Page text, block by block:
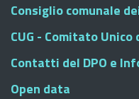
Consiglio comunale
CUG - Comitato Unico
Contatti del DPO e
Open data